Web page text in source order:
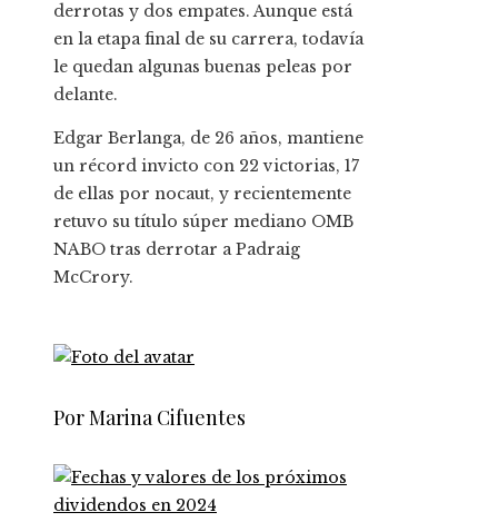
derrotas y dos empates. Aunque está
en la etapa final de su carrera, todavía
le quedan algunas buenas peleas por
delante.
Edgar Berlanga, de 26 años, mantiene
un récord invicto con 22 victorias, 17
de ellas por nocaut, y recientemente
retuvo su título súper mediano OMB
NABO tras derrotar a Padraig
McCrory.
Por Marina Cifuentes